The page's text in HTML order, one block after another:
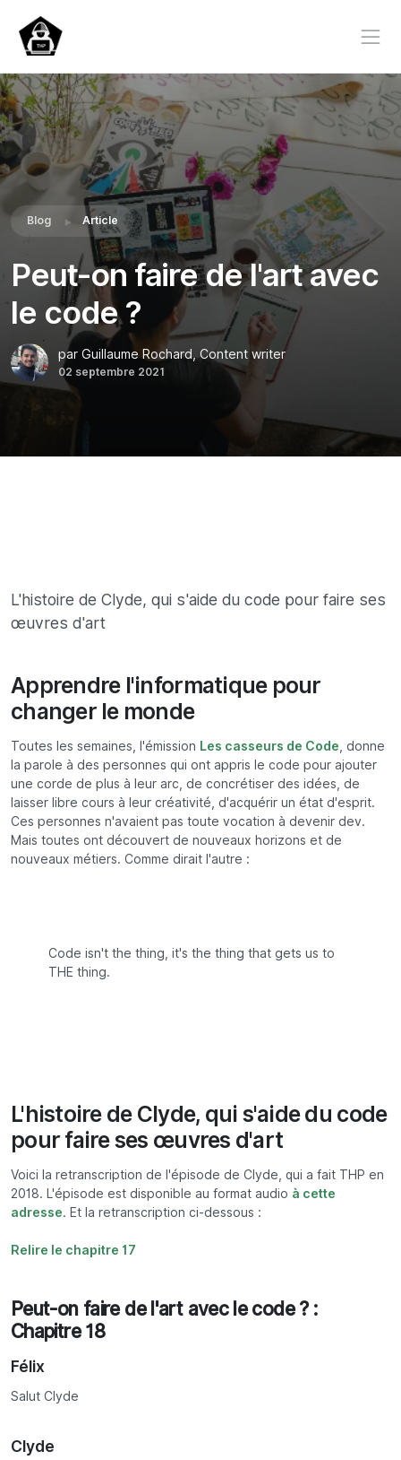
Blog Article
Peut-on faire de l'art avec
le code ?
par Guillaume Rochard, Content writer
02 septembre 2021
L'histoire de Clyde, qui s'aide du code pour faire ses
œuvres d'art
Apprendre l'informatique pour
changer le monde
Toutes les semaines, l'émission Les casseurs de Code , donne
la parole à des personnes qui ont appris le code pour ajouter
une corde de plus à leur arc, de concrétiser des idées, de
laisser libre cours à leur créativité, d'acquérir un état d'esprit.
Ces personnes n'avaient pas toute vocation à devenir dev.
Mais toutes ont découvert de nouveaux horizons et de
nouveaux métiers. Comme dirait l'autre :
Code isn't the thing, it's the thing that gets us to
THE thing.
L'histoire de Clyde, qui s'aide du code
pour faire ses œuvres d'art
Voici la retranscription de l'épisode de Clyde, qui a fait THP en
2018. L'épisode est disponible au format audio à cette
adresse. Et la retranscription ci-dessous :
Relire le chapitre 17
Peut-on faire de l'art avec le code ? :
Chapitre 18
Félix
Salut Clyde
Clyde